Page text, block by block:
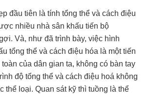
đầu tiên là tính tổng thể và cách điệu
nhiều nhà sân khấu tiến bộ
Và, như đã trình bày, việc hình
tổng thể và cách điệu hóa là một tiến
của dân gian ta, không có bàn tay
độ tổng thể và cách điệu hoá không
thể loại. Quan sát kỹ thì tuồng là thể